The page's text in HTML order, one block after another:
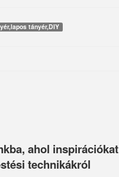
tányér,DIY
ahol inspirációkat
technikákról